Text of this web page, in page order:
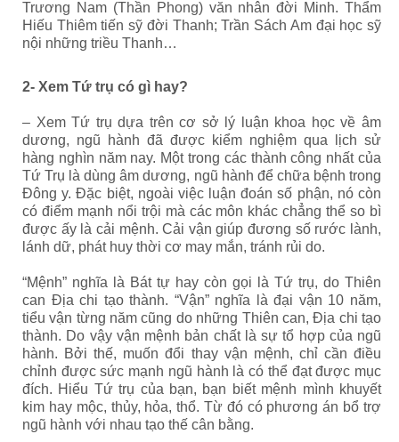
Trương Nam (Thần Phong) văn nhân đời Minh. Thẩm
Hiếu Thiêm tiến sỹ đời Thanh; Trần Sách Am đại học sỹ
nội những triều Thanh…
2- Xem Tứ trụ có gì hay?
– Xem Tứ trụ dựa trên cơ sở lý luận khoa học về âm
dương, ngũ hành đã được kiểm nghiệm qua lịch sử
hàng nghìn năm nay. Một trong các thành công nhất của
Tứ Trụ là dùng âm dương, ngũ hành để chữa bệnh trong
Đông y. Đặc biệt, ngoài việc luận đoán số phận, nó còn
có điểm mạnh nổi trội mà các môn khác chẳng thể so bì
được ấy là cải mệnh. Cải vận giúp đương số rước lành,
lánh dữ, phát huy thời cơ may mắn, tránh rủi do.
“Mệnh” nghĩa là Bát tự hay còn gọi là Tứ trụ, do Thiên
can Địa chi tạo thành. “Vận” nghĩa là đại vận 10 năm,
tiểu vận từng năm cũng do những Thiên can, Địa chi tạo
thành. Do vậy vận mệnh bản chất là sự tổ hợp của ngũ
hành. Bởi thế, muốn đổi thay vận mệnh, chỉ cần điều
chỉnh được sức mạnh ngũ hành là có thể đạt được mục
đích. Hiểu Tứ trụ của bạn, bạn biết mệnh mình khuyết
kim hay mộc, thủy, hỏa, thổ. Từ đó có phương án bổ trợ
ngũ hành với nhau tạo thế cân bằng.